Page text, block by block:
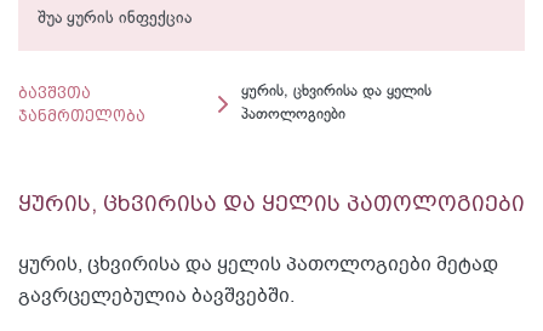
შუა ყურის ინფექცია
ბავშვთა
ჯანმრთელობა
ყურის, ცხვირისა და ყელის
პათოლოგიები
ყურის, ცხვირისა და ყელის პათოლოგიები
ყურის, ცხვირისა და ყელის პათოლოგიები მეტად
გავრცელებულია ბავშვებში.